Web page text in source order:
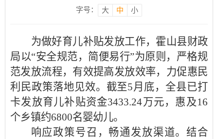
字号：
大 中 小
为做好育儿补贴发放工作，霍山县财政
局以“安全规范，简便易行”为原则，严格规
范发放流程，有效提高发放效率，力促惠民
利民政策落地见效。截至5月底，全县已打
卡发放育儿补贴资金3433.24万元，惠及16
个乡镇约6800名婴幼儿。
响应政策号召，畅通发放渠道。结合